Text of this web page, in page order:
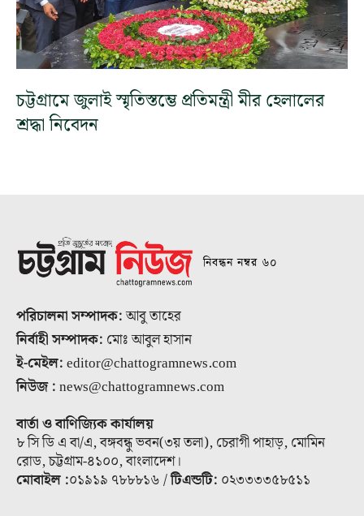
চট্টগ্রামে জুলাই স্মৃতিস্তম্ভে প্রতিমন্ত্রী মীর হেলালের
শ্রদ্ধা নিবেদন
নিবন্ধন নম্বর ৬০
পরিচালনা সম্পাদক:আবু তাহের
নির্বাহী সম্পাদক: মোঃ আবুল হাসান
ই-মেইল:editor@chattogramnews.com
নিউজ :news@chattogramnews.com
বার্তা ও বাণিজ্যিক কার্যালয়
৮ সি ডি এ বা/এ, বঙ্গবন্ধু ভবন(৩য় তলা), চেরাগী পাহাড়, মোমিন
রোড, চট্টগ্রাম-৪১০০, বাংলাদেশ।
মোবাইল :০১৯১৯ ৭৮৮৮১৬ /টিএন্ডটি: ০২৩৩৩৩৫৮৫১১